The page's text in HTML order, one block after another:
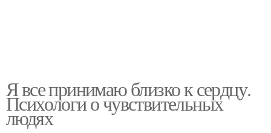
Я все принимаю близко к сердцу.
Психологи о чувствительных
людях